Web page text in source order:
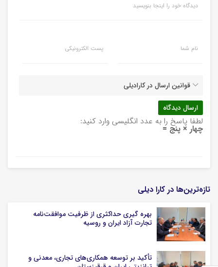
دیدگاه خود را اینجا بنویسید
نام شما پست الکترونیکی
قوانین ارسال در کارادیلی
لطفا پاسخ را به عدد انگلیسی وارد کنید:
چهار × پنج =
تازه‌ترین‌ها در کارا دیلی
بهره گیری حداکثری از ظرفیت موافقت‌نامه
تجارت آزاد ایران و روسیه
تأکید بر توسعه همکاری‌های تجاری، معدنی و